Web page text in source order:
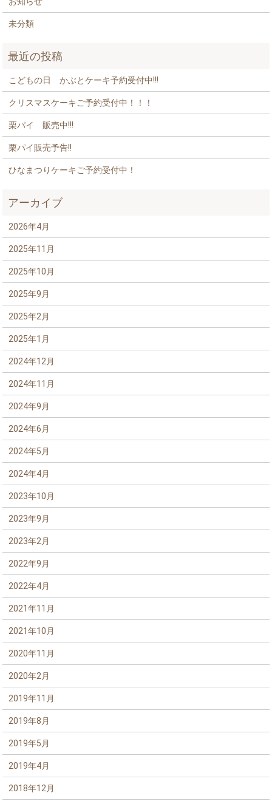
未分類
最近の投稿
こどもの日 かぶとケーキ予約受付中!!!
クリスマスケーキご予約受付中！！！
栗パイ 販売中!!!
栗パイ販売予告!!
ひなまつりケーキご予約受付中！
アーカイブ
2026年4月
2025年11月
2025年10月
2025年9月
2025年2月
2025年1月
2024年12月
2024年11月
2024年9月
2024年6月
2024年5月
2024年4月
2023年10月
2023年9月
2023年2月
2022年9月
2022年4月
2021年11月
2021年10月
2020年11月
2020年2月
2019年11月
2019年8月
2019年5月
2019年4月
2018年12月